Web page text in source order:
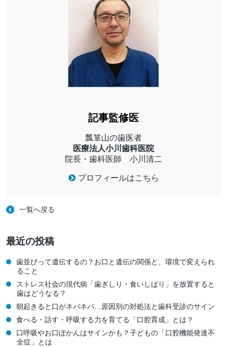
記事監修医
瓢箪山の歯医者
医療法人小川歯科医院
院長・歯科医師 小川清二
プロフィールはこちら
一覧へ戻る
最近の投稿
歯並びって遺伝するの？お口と遺伝の関係と、環境で変えられ
ること
ストレス社会の現代病「歯ぎしり・食いしばり」を放置すると
歯はどうなる？
朝起きると口がネバネバ…原因別の対処法と歯科受診のサイン
食べる・話す・呼吸する力を育てる「口腔育成」とは？
口呼吸やお口ぽかんはサインかも？子どもの「口腔機能発達不
全症」とは